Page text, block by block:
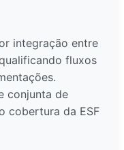
integração entre
fluxos
conjunta de
cobertura da ESF